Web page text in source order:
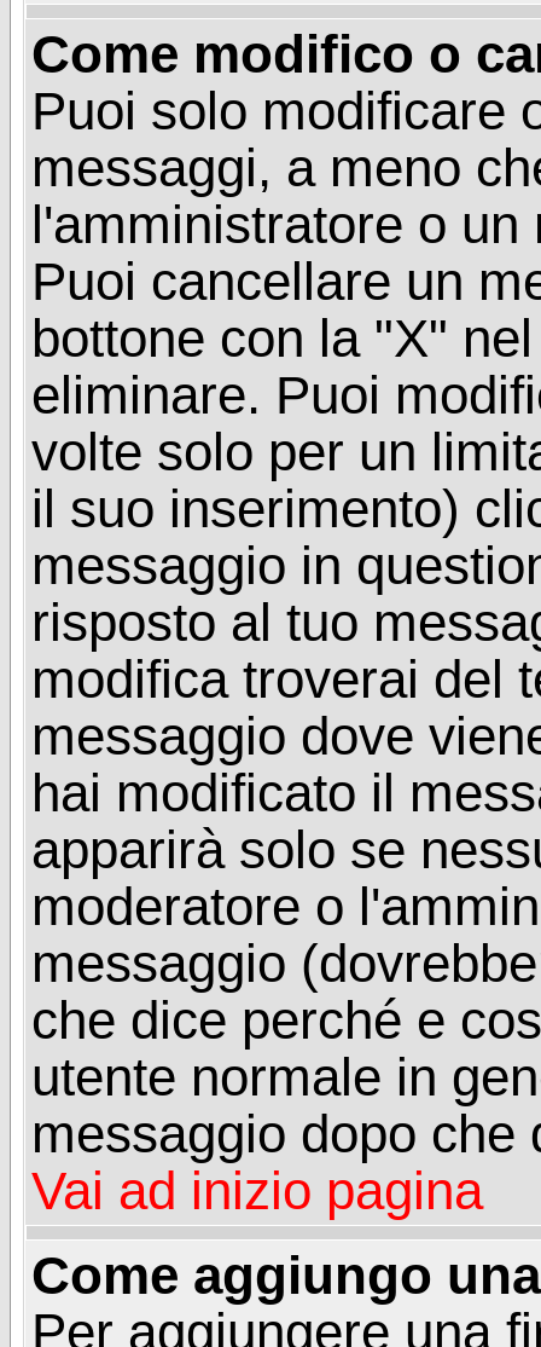
Come modifico o
Puoi solo modificare
messaggi, a meno
l'amministratore o
Puoi cancellare un
bottone con la "X"
eliminare. Puoi
volte solo per un
il suo inserimento)
messaggio in
risposto al tuo
modifica troverai del
messaggio dove
hai modificato il
apparirà solo se
moderatore o
messaggio
che dice perché e
utente normale in
messaggio dopo che
Vai ad inizio pagina
Come aggiungo
Per aggiungere una